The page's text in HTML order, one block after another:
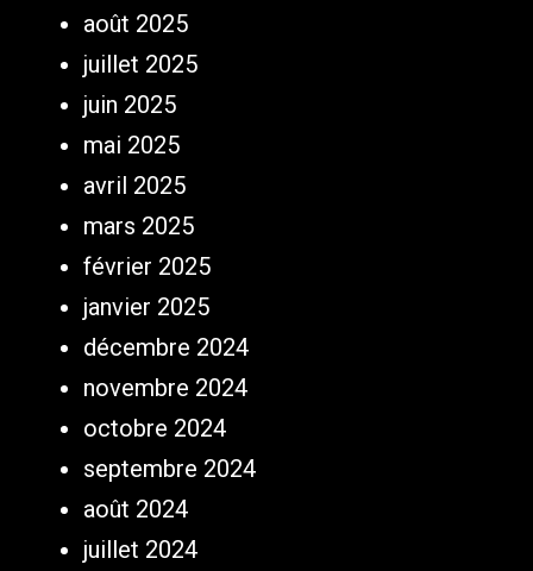
août 2025
juillet 2025
juin 2025
mai 2025
avril 2025
mars 2025
février 2025
janvier 2025
décembre 2024
novembre 2024
octobre 2024
septembre 2024
août 2024
juillet 2024